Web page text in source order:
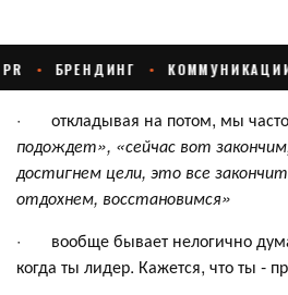
· откладывая на потом, мы
подождет», «сейчас вот
достигнем цели, это все
отдохнем, восстановимся»
· вообще бывает нелогично
когда ты лидер. Кажется, что ты -